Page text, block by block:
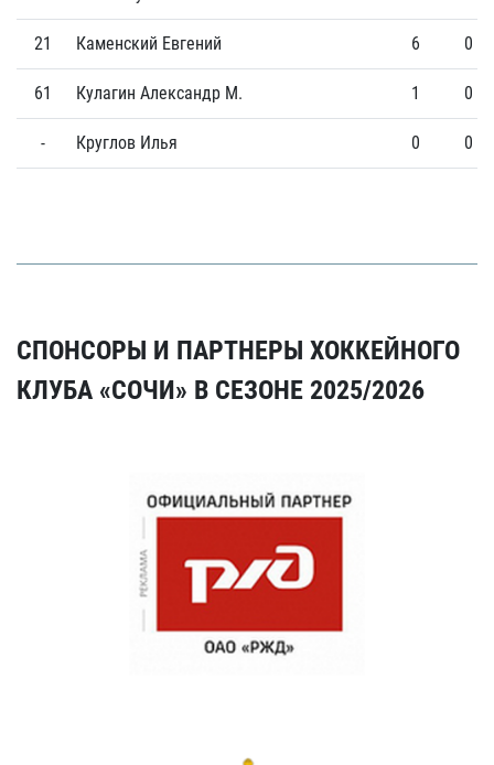
21 Каменский Евгений 6 0
61 Кулагин Александр М. 1 0
- Круглов Илья 0 0
СПОНСОРЫ И ПАРТНЕРЫ ХОККЕЙНОГО
КЛУБА «СОЧИ» В СЕЗОНЕ 2025/2026